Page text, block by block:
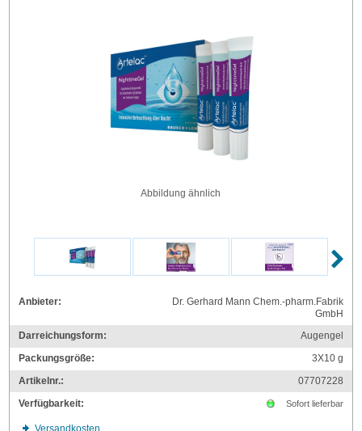
Abbildung ähnlich
Anbieter:
Dr. Gerhard Mann Chem.-pharm.Fabrik
GmbH
Darreichungsform:
Augengel
Packungsgröße:
3X10g
Artikelnr.:
07707228
Verfügbarkeit:
Sofort lieferbar
Versandkosten